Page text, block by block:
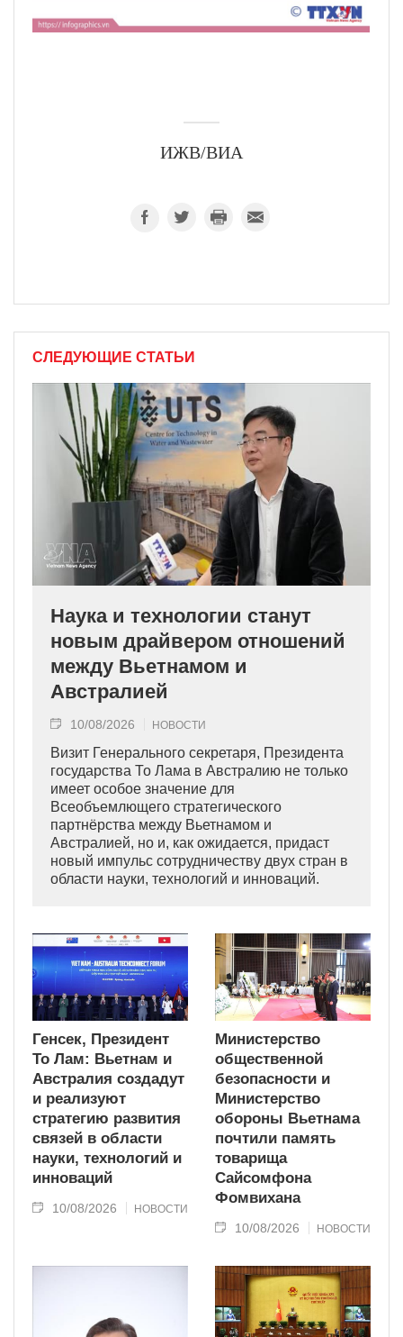
ИЖВ/ВИА
СЛЕДУЮЩИЕ СТАТЬИ
Наука и технологии станут
новым драйвером отношений
между Вьетнамом и
Австралией
10/08/2026 НОВОСТИ
Визит Генерального секретаря, Президента
государства То Лама в Австралию не только
имеет особое значение для
Всеобъемлющего стратегического
партнёрства между Вьетнамом и
Австралией, но и, как ожидается, придаст
новый импульс сотрудничеству двух стран в
области науки, технологий и инноваций.
Генсек, Президент
То Лам: Вьетнам и
Австралия создадут
и реализуют
стратегию развития
связей в области
науки, технологий и
инноваций
10/08/2026 НОВОСТИ
Министерство
общественной
безопасности и
Министерство
обороны Вьетнама
почтили память
товарища
Сайсомфона
Фомвихана
10/08/2026 НОВОСТИ